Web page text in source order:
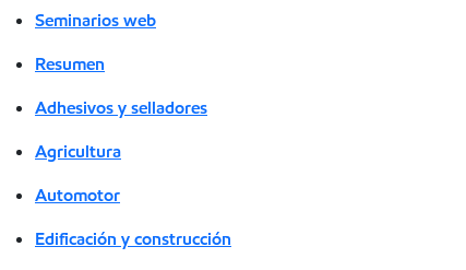
Seminarios web
Resumen
Adhesivos y selladores
Agricultura
Automotor
Edificación y construcción